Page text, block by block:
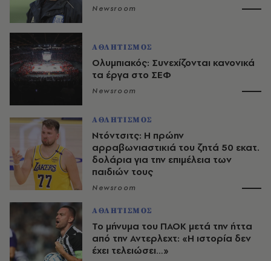
Newsroom
ΑΘΛΗΤΙΣΜΟΣ
Ολυμπιακός: Συνεχίζονται κανονικά
τα έργα στο ΣΕΦ
Newsroom
ΑΘΛΗΤΙΣΜΟΣ
Ντόντσιτς: Η πρώην
αρραβωνιαστικιά του ζητά 50 εκατ.
δολάρια για την επιμέλεια των
παιδιών τους
Newsroom
ΑΘΛΗΤΙΣΜΟΣ
Το μήνυμα του ΠΑΟΚ μετά την ήττα
από την Αντερλεχτ: «Η ιστορία δεν
έχει τελειώσει…»